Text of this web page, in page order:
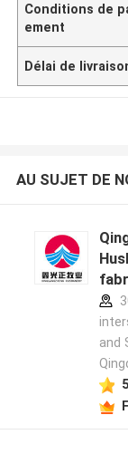
Conditions de
ement
Délai de
AU SUJET DE
and